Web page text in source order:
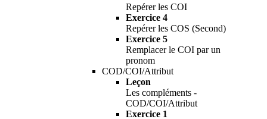
Repérer les COI
Exercice 4
Repérer les COS (Second)
Exercice 5
Remplacer le COI par un
pronom
COD/COI/Attribut
Leçon
Les compléments -
COD/COI/Attribut
Exercice 1